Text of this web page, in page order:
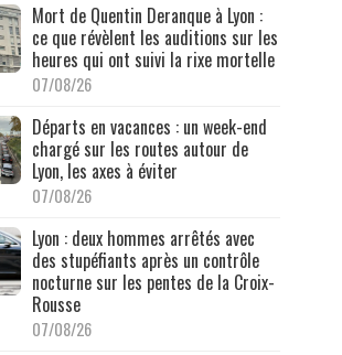
Mort de Quentin Deranque à Lyon :
ce que révèlent les auditions sur les
heures qui ont suivi la rixe mortelle
07/08/26
Départs en vacances : un week-end
chargé sur les routes autour de
Lyon, les axes à éviter
07/08/26
Lyon : deux hommes arrêtés avec
des stupéfiants après un contrôle
nocturne sur les pentes de la Croix-
Rousse
07/08/26